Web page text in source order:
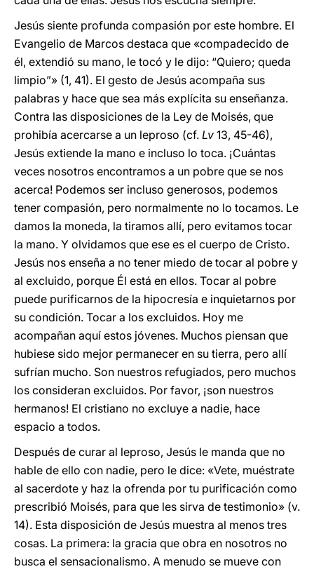
Jesús siente profunda compasión por este hombre. El
Evangelio de Marcos destaca que «compadecido de
él, extendió su mano, le tocó y le dijo: “Quiero; queda
limpio”» (1, 41). El gesto de Jesús acompaña sus
palabras y hace que sea más explícita su enseñanza.
Contra las disposiciones de la Ley de Moisés, que
prohibía acercarse a un leproso (cf. Lv 13, 45-46),
Jesús extiende la mano e incluso lo toca. ¡Cuántas
veces nosotros encontramos a un pobre que se nos
acerca! Podemos ser incluso generosos, podemos
tener compasión, pero normalmente no lo tocamos. Le
damos la moneda, la tiramos allí, pero evitamos tocar
la mano. Y olvidamos que ese es el cuerpo de Cristo.
Jesús nos enseña a no tener miedo de tocar al pobre y
al excluido, porque Él está en ellos. Tocar al pobre
puede purificarnos de la hipocresía e inquietarnos por
su condición. Tocar a los excluidos. Hoy me
acompañan aquí estos jóvenes. Muchos piensan que
hubiese sido mejor permanecer en su tierra, pero allí
sufrían mucho. Son nuestros refugiados, pero muchos
los consideran excluidos. Por favor, ¡son nuestros
hermanos! El cristiano no excluye a nadie, hace
espacio a todos.
Después de curar al leproso, Jesús le manda que no
hable de ello con nadie, pero le dice: «Vete, muéstrate
al sacerdote y haz la ofrenda por tu purificación como
prescribió Moisés, para que les sirva de testimonio» (v.
14). Esta disposición de Jesús muestra al menos tres
cosas. La primera: la gracia que obra en nosotros no
busca el sensacionalismo. A menudo se mueve con